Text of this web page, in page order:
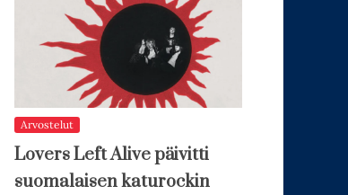
Arvostelut
Lovers Left Alive päivitti
suomalaisen katurockin